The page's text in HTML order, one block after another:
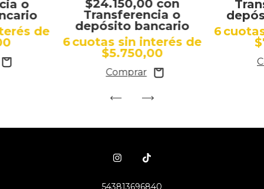
o
de
$24.150,00 con
Transferencia o
depósito bancario
6cuotas sin interés de
$5.750,00
6
543813696840